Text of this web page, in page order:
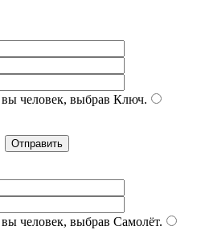
человек, выбрав Ключ.
человек, выбрав Самолёт.